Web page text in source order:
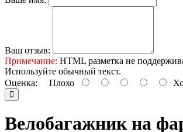
Ваш отзыв:
Примечание: HTML разметка не
Используйте обычный текст.
Оценка: Плохо
Велобагажник на